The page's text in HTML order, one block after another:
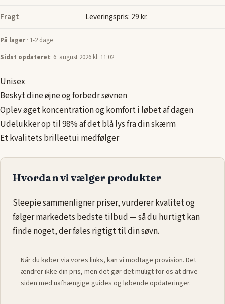
Fragt Leveringspris: 29 kr.
På lager· 1-2 dage
Sidst opdateret: 6. august 2026 kl. 11:02
Unisex
Beskyt dine øjne og forbedr søvnen
Oplev øget koncentration og komfort i løbet af dagen
Udelukker op til 98% af det blå lys fra din skærm
Et kvalitets brilleetui medfølger
Hvordan vi vælger produkter
Sleepie sammenligner priser, vurderer kvalitet og
følger markedets bedste tilbud — så du hurtigt kan
finde noget, der føles rigtigt til din søvn.
Når du køber via vores links, kan vi modtage provision. Det
ændrer ikke din pris, men det gør det muligt for os at drive
siden med uafhængige guides og løbende opdateringer.